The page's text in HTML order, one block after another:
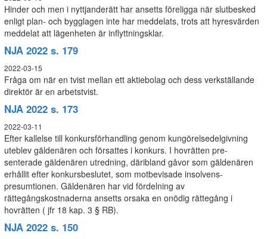
Hinder och men i nyttjanderätt har ansetts föreligga när slutbesked
enligt plan- och bygglagen inte har meddelats, trots att hyresvärden
meddelat att lägenheten är inflyttningsklar.
NJA 2022 s. 179
2022-03-15
Fråga om när en tvist mellan ett aktiebolag och dess verkställande
direktör är en arbetstvist.
NJA 2022 s. 173
2022-03-11
Efter kallelse till konkursförhandling genom kungörelsedelgivning
uteblev gäldenären och försattes i konkurs. I hovrätten pre-
senterade gäldenären utredning, däribland gåvor som gäldenären
erhållit efter konkursbeslutet, som motbevisade insolvens-
presumtionen. Gäldenären har vid fördelning av
rättegångskostnaderna ansetts orsaka en onödig rättegång i
hovrätten ( jfr 18 kap. 3 § RB).
NJA 2022 s. 150